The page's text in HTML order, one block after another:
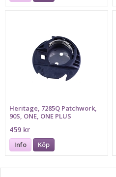
Heritage, 7285Q Patchwork,
90S, ONE, ONE PLUS
459 kr
Info Köp